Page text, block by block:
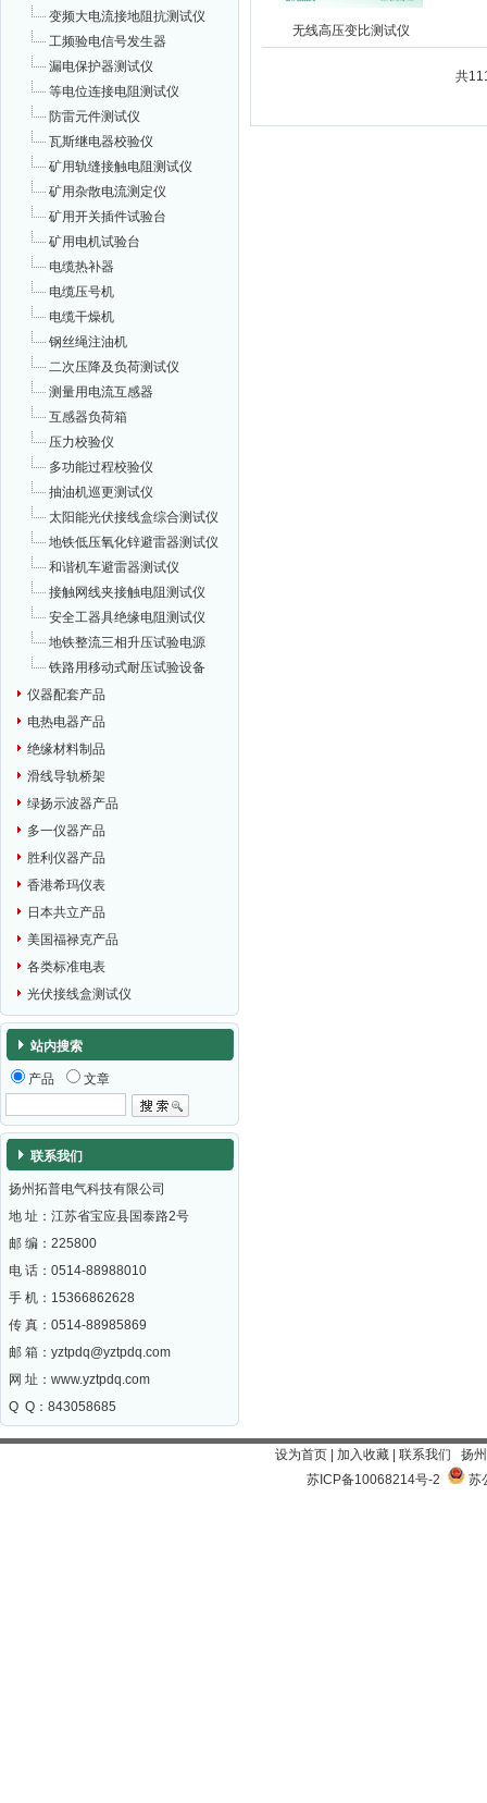
变频大电流接地阻抗测试仪
工频验电信号发生器
漏电保护器测试仪
等电位连接电阻测试仪
防雷元件测试仪
瓦斯继电器校验仪
矿用轨缝接触电阻测试仪
矿用杂散电流测定仪
矿用开关插件试验台
矿用电机试验台
电缆热补器
电缆压号机
电缆干燥机
钢丝绳注油机
二次压降及负荷测试仪
测量用电流互感器
互感器负荷箱
压力校验仪
多功能过程校验仪
抽油机巡更测试仪
太阳能光伏接线盒综合测试仪
地铁低压氧化锌避雷器测试仪
和谐机车避雷器测试仪
接触网线夹接触电阻测试仪
安全工器具绝缘电阻测试仪
地铁整流三相升压试验电源
铁路用移动式耐压试验设备
仪器配套产品
电热电器产品
绝缘材料制品
滑线导轨桥架
绿扬示波器产品
多一仪器产品
胜利仪器产品
香港希玛仪表
日本共立产品
美国福禄克产品
各类标准电表
光伏接线盒测试仪
站内搜索
产品 文章
联系我们
扬州拓普电气科技有限公司
地 址：江苏省宝应县国泰路2号
邮 编： 225800
电 话：0514-88988010
手 机：15366862628
传 真：0514-88985869
邮 箱： yztpdq@yztpdq.com
网 址： www.yztpdq.com
Q Q：843058685
无线高压变比测试仪
共
设为首页 加入收藏 联系我们 扬
苏ICP备10068214号-2
苏